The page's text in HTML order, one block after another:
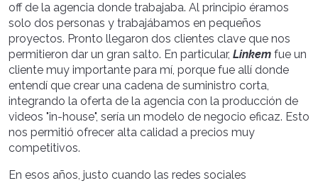
off de la agencia donde trabajaba. Al principio éramos
solo dos personas y trabajábamos en pequeños
proyectos. Pronto llegaron dos clientes clave que nos
permitieron dar un gran salto. En particular, Linkem fue un
cliente muy importante para mí, porque fue allí donde
entendí que crear una cadena de suministro corta,
integrando la oferta de la agencia con la producción de
videos "in-house", sería un modelo de negocio eficaz. Esto
nos permitió ofrecer alta calidad a precios muy
competitivos.
En esos años, justo cuando las redes sociales